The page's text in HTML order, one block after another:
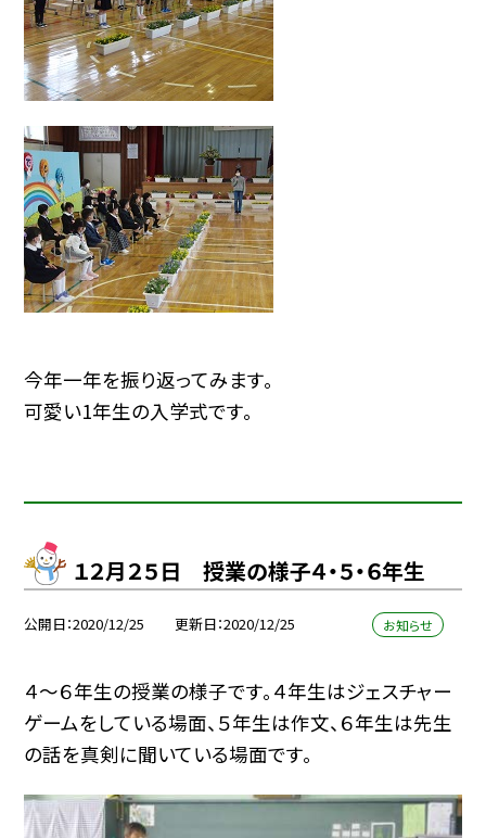
今年一年を振り返ってみます。
可愛い1年生の入学式です。
１２月２５日 授業の様子４・５・６年生
公開日 2020/12/25 更新日 2020/12/25 お知らせ
４〜６年生の授業の様子です。４年生はジェスチャー
ゲームをしている場面、５年生は作文、６年生は先生
の話を真剣に聞いている場面です。